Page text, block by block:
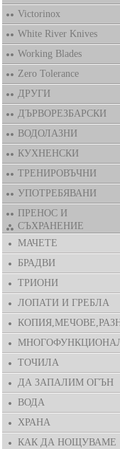
Victorinox
White River Knives
Working Blades
Zero Tolerance
ДРУГИ
ДЪРВОРЕЗБАРСКИ
ВОДОЛАЗНИ
КУХНЕНСКИ
ТРЕНИРОВЪЧНИ
УПОТРЕБЯВАНИ
ПРЕНОС И
СЪХРАНЕНИЕ
МАЧЕТЕ
БРАДВИ
ТРИОНИ
ЛОПАТИ И ГРЕБЛА
ТОЧИЛА
ДА ЗАПАЛИМ ОГЪН
ВОДА
ХРАНА
КАК ДА НОЩУВАМЕ